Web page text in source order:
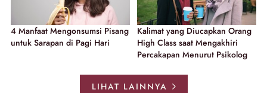
4 Manfaat Mengonsumsi Pisang
untuk Sarapan di Pagi Hari
Kalimat yang Diucapkan Orang
High Class saat Mengakhiri
Percakapan Menurut Psikolog
LIHAT LAINNYA